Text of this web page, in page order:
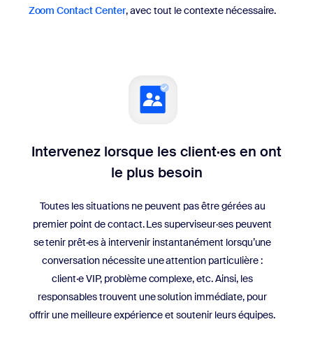
Zoom Contact Center, avec tout le contexte nécessaire.
Intervenez lorsque les client·es en ont
le plus besoin
Toutes les situations ne peuvent pas être gérées au
premier point de contact. Les superviseur·ses peuvent
se tenir prêt·es à intervenir instantanément lorsqu’une
conversation nécessite une attention particulière :
client·e VIP, problème complexe, etc. Ainsi, les
responsables trouvent une solution immédiate, pour
offrir une meilleure expérience et soutenir leurs équipes.